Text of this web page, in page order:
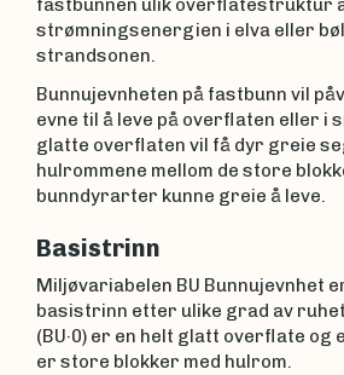
fastbunnen ulik overflatestruktur
strømningsenergien i elva eller
strandsonen.
Bunnujevnheten på fastbunn vil
evne til å leve på overflaten eller i
glatte overflaten vil få dyr greie
hulrommene mellom de store
bunndyrarter kunne greie å leve.
Basistrinn
Miljøvariabelen BU Bunnujevnhet
basistrinn etter ulike grad av
(BU·0) er en helt glatt overflate og
er store blokker med hulrom.